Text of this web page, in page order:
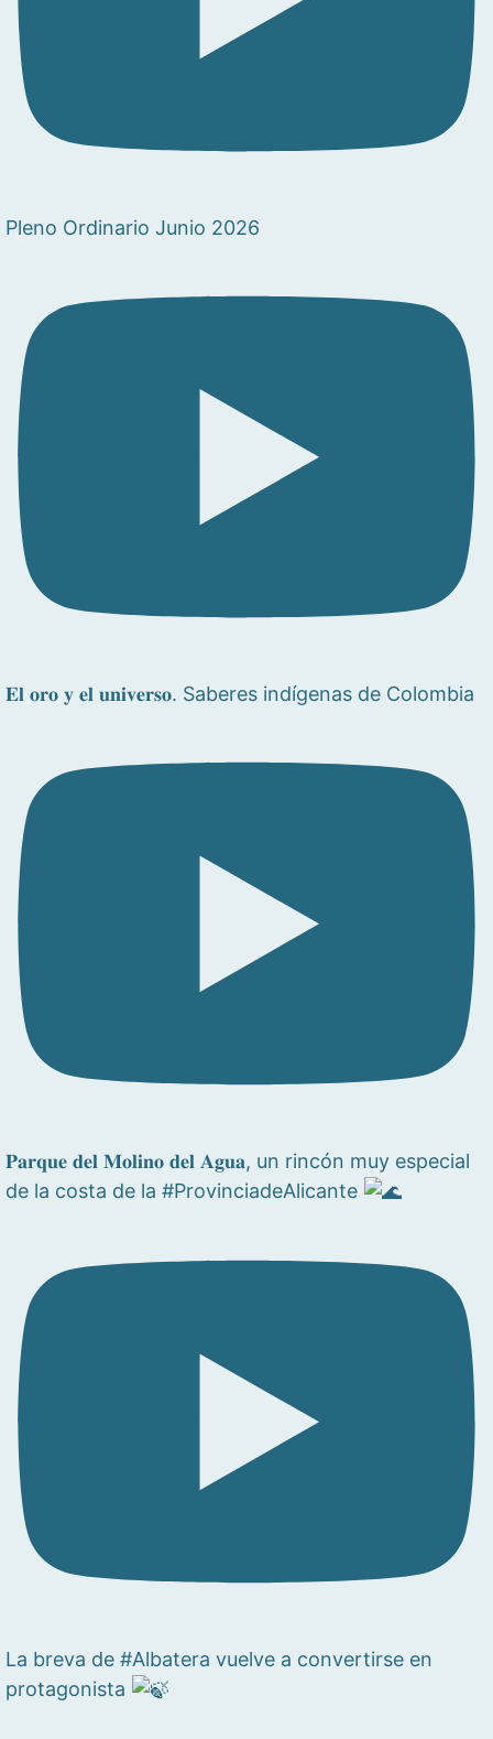
Pleno Ordinario Junio 2026
𝐄𝐥 𝐨𝐫𝐨 𝐲 𝐞𝐥 𝐮𝐧𝐢𝐯𝐞𝐫𝐬𝐨. Saberes indígenas de Colombia
𝐏𝐚𝐫𝐪𝐮𝐞 𝐝𝐞𝐥 𝐌𝐨𝐥𝐢𝐧𝐨 𝐝𝐞𝐥 𝐀𝐠𝐮𝐚, un rincón muy especial
de la costa de la #ProvinciadeAlicante
La breva de #Albatera vuelve a convertirse en
protagonista